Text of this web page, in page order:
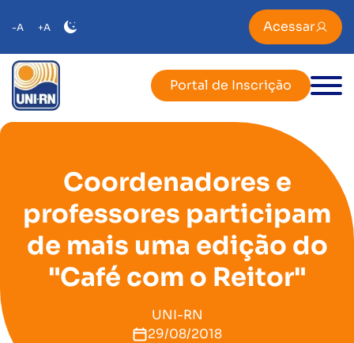
-A +A Acessar
Portal de Inscrição
Coordenadores e
professores participam
de mais uma edição do
"Café com o Reitor"
UNI-RN
29/08/2018